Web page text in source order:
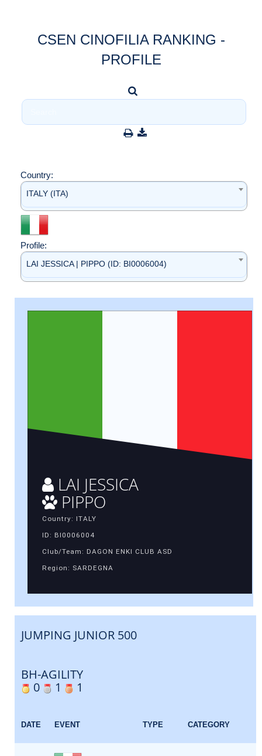
CSEN CINOFILIA RANKING -
PROFILE
Country:
ITALY (ITA)
Profile:
LAI JESSICA | PIPPO (ID: BI0006004)
LAI JESSICA
PIPPO
Country: ITALY
ID: BI0006004
Club/Team: DAGON ENKI CLUB ASD
Region: SARDEGNA
JUMPING JUNIOR 500
BH-AGILITY
0
1 1
DATE EVENT TYPE CATEGORY